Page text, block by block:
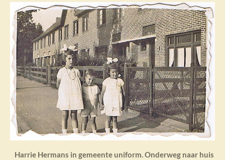
Harrie Hermans in gemeente uniform. Onderweg naar huis